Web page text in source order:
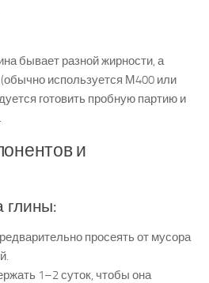
бывает разной жирности, а
используется М400 или
готовить пробную партию и
и
глины:
просеять от мусора
1–2 суток, чтобы она